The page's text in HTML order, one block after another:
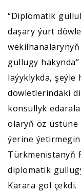
“Diplomatik
daşary ýurt
gullugy
laýyklykda,
döwletlerindäki
konsullyk
olaryň öz
ýerine
Türkmenistanyň
diplomatik
Karara gol çekdi.